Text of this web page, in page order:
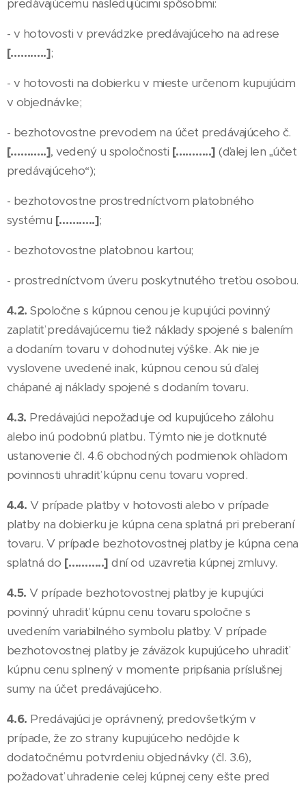
predávajúcemu nasledujúcimi spôsobmi:
- v hotovosti v prevádzke predávajúceho na adrese
[………..];
- v hotovosti na dobierku v mieste určenom kupujúcim
v objednávke;
- bezhotovostne prevodem na účet predávajúceho č.
[………..], vedený u spoločnosti [………..] (ďalej len „účet
predávajúceho“);
- bezhotovostne prostredníctvom platobného
systému [………..];
- bezhotovostne platobnou kartou;
- prostredníctvom úveru poskytnutého treťou osobou.
4.2.Spoločne s kúpnou cenou je kupujúci povinný
zaplatiť predávajúcemu tiež náklady spojené s balením
a dodaním tovaru v dohodnutej výške. Ak nie je
vyslovene uvedené inak, kúpnou cenou sú ďalej
chápané aj náklady spojené s dodaním tovaru.
4.3. Predávajúci nepožaduje od kupujúceho zálohu
alebo inú podobnú platbu. Týmto nie je dotknuté
ustanovenie čl. 4.6 obchodných podmienok ohľadom
povinnosti uhradiť kúpnu cenu tovaru vopred.
4.4.V prípade platby v hotovosti alebo v prípade
platby na dobierku je kúpna cena splatná pri preberaní
tovaru. V prípade bezhotovostnej platby je kúpna cena
splatná do [………..] dní od uzavretia kúpnej zmluvy.
4.5.V prípade bezhotovostnej platby je kupujúci
povinný uhradiť kúpnu cenu tovaru spoločne s
uvedením variabilného symbolu platby. V prípade
bezhotovostnej platby je záväzok kupujúceho uhradiť
kúpnu cenu splnený v momente pripísania príslušnej
sumy na účet predávajúceho.
4.6. Predávajúci je oprávnený, predovšetkým v
prípade, že zo strany kupujúceho nedôjde k
dodatočnému potvrdeniu objednávky (čl. 3.6),
požadovať uhradenie celej kúpnej ceny ešte pred